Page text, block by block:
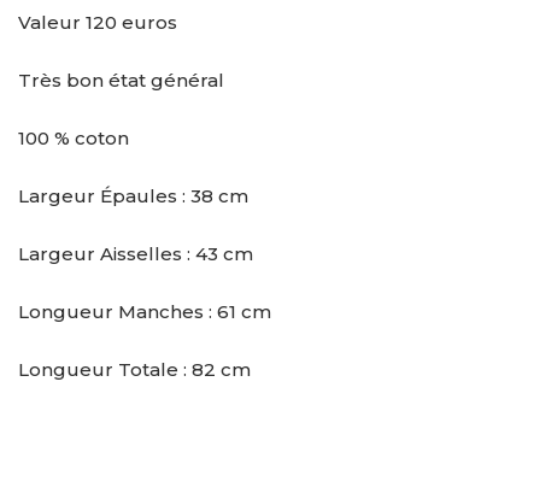
Valeur 120 euros
Très bon état général
100 % coton
Largeur Épaules : 38 cm
Largeur Aisselles : 43 cm
Longueur Manches : 61 cm
Longueur Totale : 82 cm